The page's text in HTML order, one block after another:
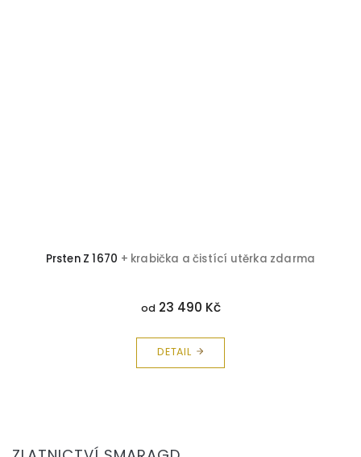
Prsten Z 1670 + krabička a čistící utěrka zdarma
od23 490 Kč
DETAIL